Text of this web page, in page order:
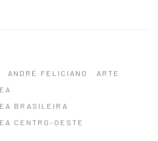
ANDRÉ FELICIANO
ARTE
BRASILEIRA
CENTRO-OESTE